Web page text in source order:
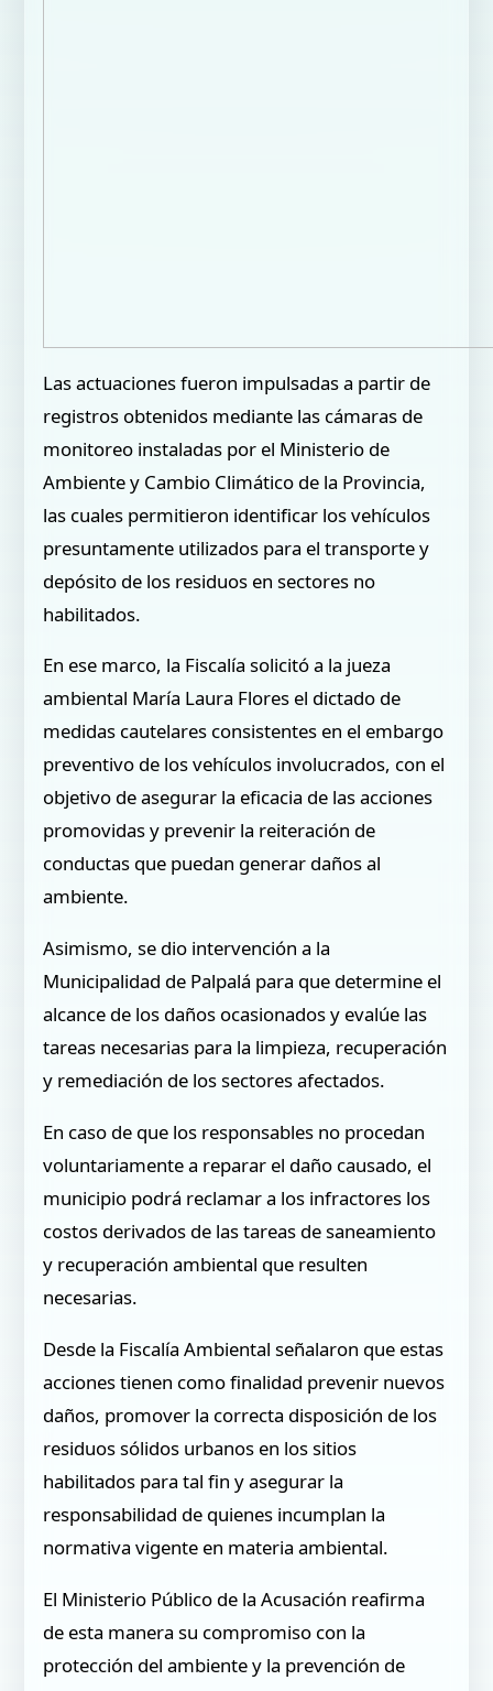
Las actuaciones fueron impulsadas a partir de
registros obtenidos mediante las cámaras de
monitoreo instaladas por el Ministerio de
Ambiente y Cambio Climático de la Provincia,
las cuales permitieron identificar los vehículos
presuntamente utilizados para el transporte y
depósito de los residuos en sectores no
habilitados.
En ese marco, la Fiscalía solicitó a la jueza
ambiental María Laura Flores el dictado de
medidas cautelares consistentes en el embargo
preventivo de los vehículos involucrados, con el
objetivo de asegurar la eficacia de las acciones
promovidas y prevenir la reiteración de
conductas que puedan generar daños al
ambiente.
Asimismo, se dio intervención a la
Municipalidad de Palpalá para que determine el
alcance de los daños ocasionados y evalúe las
tareas necesarias para la limpieza, recuperación
y remediación de los sectores afectados.
En caso de que los responsables no procedan
voluntariamente a reparar el daño causado, el
municipio podrá reclamar a los infractores los
costos derivados de las tareas de saneamiento
y recuperación ambiental que resulten
necesarias.
Desde la Fiscalía Ambiental señalaron que estas
acciones tienen como finalidad prevenir nuevos
daños, promover la correcta disposición de los
residuos sólidos urbanos en los sitios
habilitados para tal fin y asegurar la
responsabilidad de quienes incumplan la
normativa vigente en materia ambiental.
El Ministerio Público de la Acusación reafirma
de esta manera su compromiso con la
protección del ambiente y la prevención de